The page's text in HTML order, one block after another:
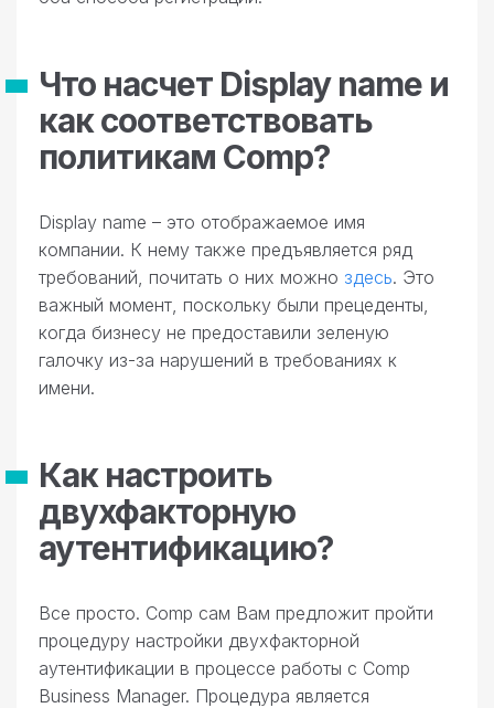
Что насчет Display name и
как соответствовать
политикам Comp?
Display name – это отображаемое имя
компании. К нему также предъявляется ряд
требований, почитать о них можно здесь. Это
важный момент, поскольку были прецеденты,
когда бизнесу не предоставили зеленую
галочку из-за нарушений в требованиях к
имени.
Как настроить
двухфакторную
аутентификацию?
Все просто. Comp сам Вам предложит пройти
процедуру настройки двухфакторной
аутентификации в процессе работы с Comp
Business Manager. Процедура является